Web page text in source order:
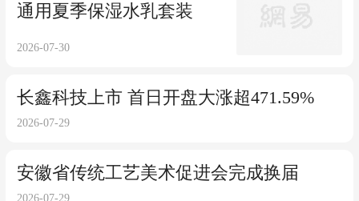
通用夏季保湿水乳套装
2026-07-30
长鑫科技上市 首日开盘大涨超471.59%
2026-07-29
安徽省传统工艺美术促进会完成换届
2026-07-29